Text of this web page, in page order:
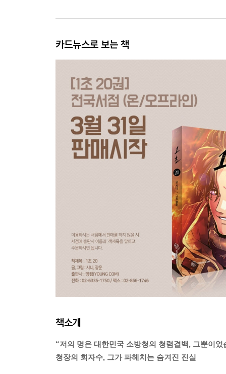
카드뉴스로 보는 책
책소개
“저의 명은 대한민국 소방청의 청렴결백, 그뿐이었
청장의 회자수, 그가 파헤치는 숨겨진 진실